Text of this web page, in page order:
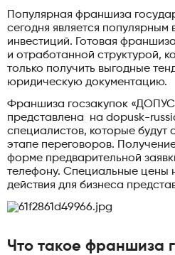
Популярная франшиза
сегодня является популярным
инвестиций. Готовая
и отработанной структурой,
только получить выгодные
юридическую документацию.
Франшиза госзакупок
представлена на dopusk-
специалистов, которые будут
этапе переговоров.
форме предварительной
телефону. Специальные цены
действия для бизнеса
Что такое франшиза